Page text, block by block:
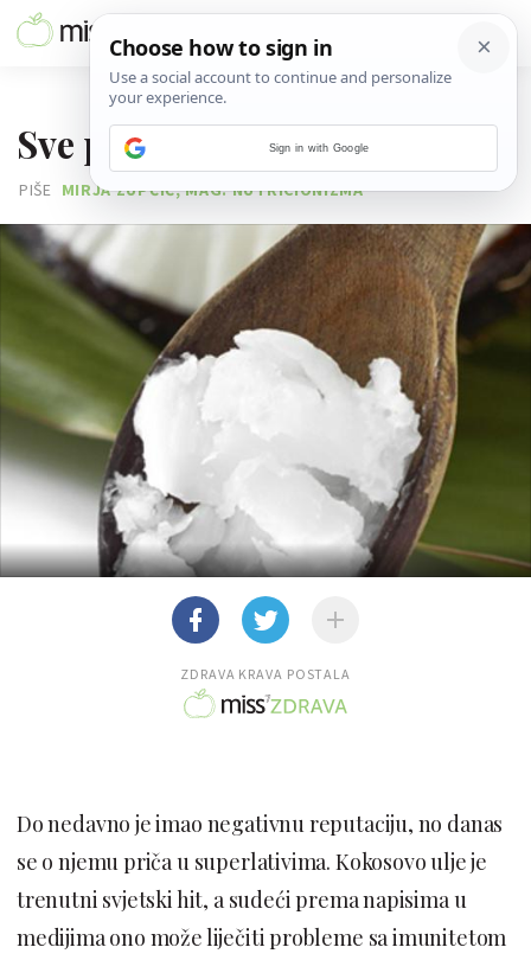
Sve prednosti kokosova ulja
PIŠE MIRJA ZUPČIĆ, MAG. NUTRICIONIZMA
ZDRAVA KRAVA POSTALA
Do nedavno je imao negativnu reputaciju, no danas
se o njemu priča u superlativima. Kokosovo ulje je
trenutni svjetski hit, a sudeći prema napisima u
medijima ono može liječiti probleme sa imunitetom
Sign in with Google